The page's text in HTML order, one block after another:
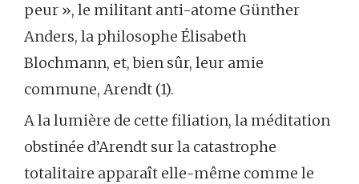
peur », le militant anti-atome Günther
Anders, la philosophe Élisabeth
Blochmann, et, bien sûr, leur amie
commune, Arendt (1).
A la lumière de cette filiation, la méditation
obstinée d’Arendt sur la catastrophe
totalitaire apparaît elle-même comme le